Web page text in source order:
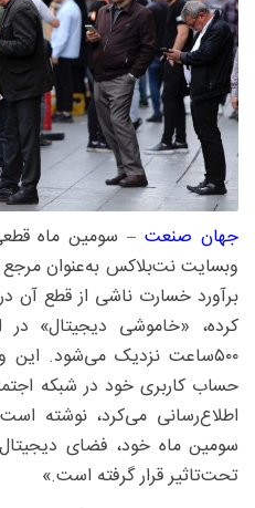
جهان‌ صنعت– سومین ماه قطعی
وبسایت نت‌بلاکس به‌عنوان
برآورد خسارت ناشی از قطع آن
کرده، «خاموشی دیجیتال»
۵۰۰‌ساعت نزدیک می‌شود.
حساب کاربری خود در شبکه
اطلاع‌رسانی می‌کرد، نوشته
سومین ماه خود، فضای
تحت‌تاثیر قرار گرفته است.»